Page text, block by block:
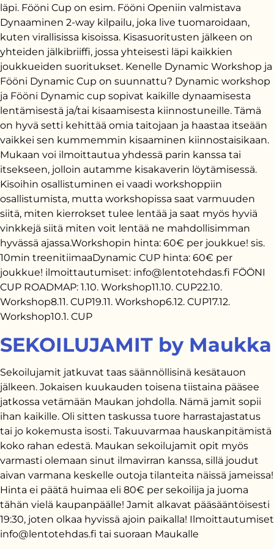
läpi. Fööni Cup on esim. Fööni Openiin valmistava
Dynaaminen 2-way kilpailu, joka live tuomaroidaan,
kuten virallisissa kisoissa. Kisasuoritusten jälkeen on
yhteiden jälkibriiffi, jossa yhteisesti läpi kaikkien
joukkueiden suoritukset. Kenelle Dynamic Workshop ja
Fööni Dynamic Cup on suunnattu? Dynamic workshop
ja Fööni Dynamic cup sopivat kaikille dynaamisesta
lentämisestä ja/tai kisaamisesta kiinnostuneille. Tämä
on hyvä setti kehittää omia taitojaan ja haastaa itseään
vaikkei sen kummemmin kisaaminen kiinnostaisikaan.
Mukaan voi ilmoittautua yhdessä parin kanssa tai
itsekseen, jolloin autamme kisakaverin löytämisessä.
Kisoihin osallistuminen ei vaadi workshoppiin
osallistumista, mutta workshopissa saat varmuuden
siitä, miten kierrokset tulee lentää ja saat myös hyviä
vinkkejä siitä miten voit lentää ne mahdollisimman
hyvässä ajassa.Workshopin hinta: 60€ per joukkue! sis.
10min treenitiimaaDynamic CUP hinta: 60€ per
joukkue! ilmoittautumiset: info@lentotehdas.fi FÖÖNI
CUP ROADMAP: 1.10. Workshop11.10. CUP22.10.
Workshop8.11. CUP19.11. Workshop6.12. CUP17.12.
Workshop10.1. CUP
SEKOILUJAMIT by Maukka
Sekoilujamit jatkuvat taas säännöllisinä kesätauon
jälkeen. Jokaisen kuukauden toisena tiistaina pääsee
jatkossa vetämään Maukan johdolla. Nämä jamit sopii
ihan kaikille. Oli sitten taskussa tuore harrastajastatus
tai jo kokemusta isosti. Takuuvarmaa hauskanpitämistä
koko rahan edestä. Maukan sekoilujamit opit myös
varmasti olemaan sinut ilmavirran kanssa, sillä joudut
aivan varmana keskelle outoja tilanteita näissä jameissa!
Hinta ei päätä huimaa eli 80€ per sekoilija ja juoma
tähän vielä kaupanpäälle! Jamit alkavat pääsääntöisesti
19:30, joten olkaa hyvissä ajoin paikalla! Ilmoittautumiset
info@lentotehdas.fi tai suoraan Maukalle